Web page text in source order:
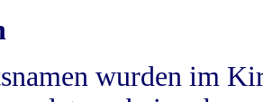
wurden im